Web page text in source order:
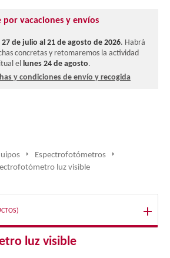
por vacaciones y envíos
27 de julio al 21 de agosto de 2026. Habrá
concretas y retomaremos la actividad
ellunes 24 de agosto.
y condiciones de envío y recogida
Espectrofotómetros
luz visible
luz visible